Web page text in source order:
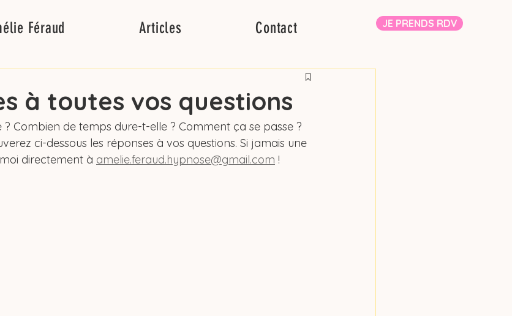
JE PRENDS RDV
Féraud Articles Contact
à toutes vos questions
Combien de temps dure-t-elle ? Comment ça se passe ?
ci-dessous les réponses à vos questions. Si jamais une
directement à amelie.feraud.hypnose@gmail.com !